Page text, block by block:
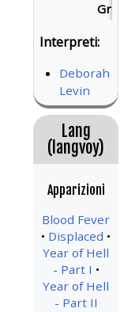
Interpreti:
Deborah
Levin
Lang
(langvoy)
Apparizioni
Blood Fever
Displaced
Year of Hell
- Part I
Year of Hell
- Part II